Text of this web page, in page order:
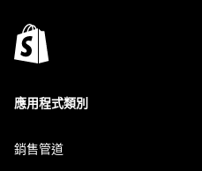
應用程式類別
銷售管道